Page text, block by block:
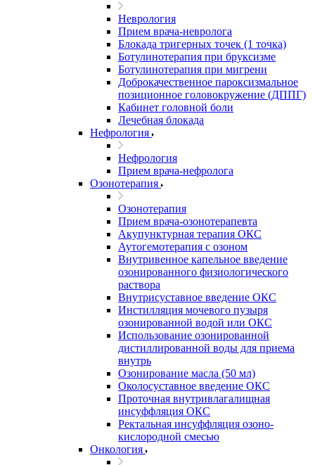
Неврология
Прием врача-невролога
Блокада тригерных точек (1 точка)
Ботулинотерапия при бруксизме
Ботулинотерапия при мигрени
Доброкачественное пароксизмальное
позиционное головокружение (ДППГ)
Кабинет головной боли
Лечебная блокада
Нефрология
Нефрология
Прием врача-нефролога
Озонотерапия
Озонотерапия
Прием врача-озонотерапевта
Акупунктурная терапия ОКС
Аутогемотерапия с озоном
Внутривенное капельное введение
озонированного физиологического
раствора
Внутрисуставное введение ОКС
Инстилляция мочевого пузыря
озонированной водой или ОКС
Использование озонированной
дистиллированной воды для приема
внутрь
Озонирование масла (50 мл)
Околосуставное введение ОКС
Проточная внутривлагалищная
инсуффляция ОКС
Ректальная инсуффляция озоно-
кислородной смесью
Онкология